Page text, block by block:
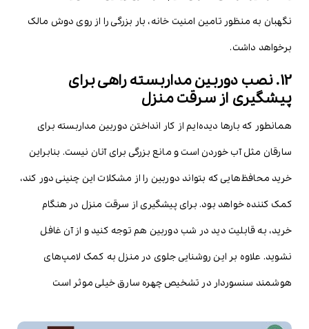
نگهبان به منظور تامین امنیت خانه، بار بزرگی را از روی دوش مالک
برخواهد داشت.
12. نصب دوربین مداربسته راهی برای
پیشگیری از سرقت منزل
همانطور که بارها دیده‌ایم از کار انداختن دوربین مداربسته برای
سارقان مثل آب خوردن است و مانع بزرگی برای آنان نیست. بنابراین
خرید محافظ‌هایی که بتواند دوربین را از مشکلات این چنینی دور کند،
کمک کننده خواهد بود. برای پیشگیری از سرقت منزل در هنگام
خرید، به قابلیت دید در شب دوربین هم توجه کنید و از آن غافل
نشوید. علاوه بر این روشنایی جلوی در منزل به کمک لامپ‌های
هوشمند سنسوردار در تشخیص چهره سارق خیلی موثر است